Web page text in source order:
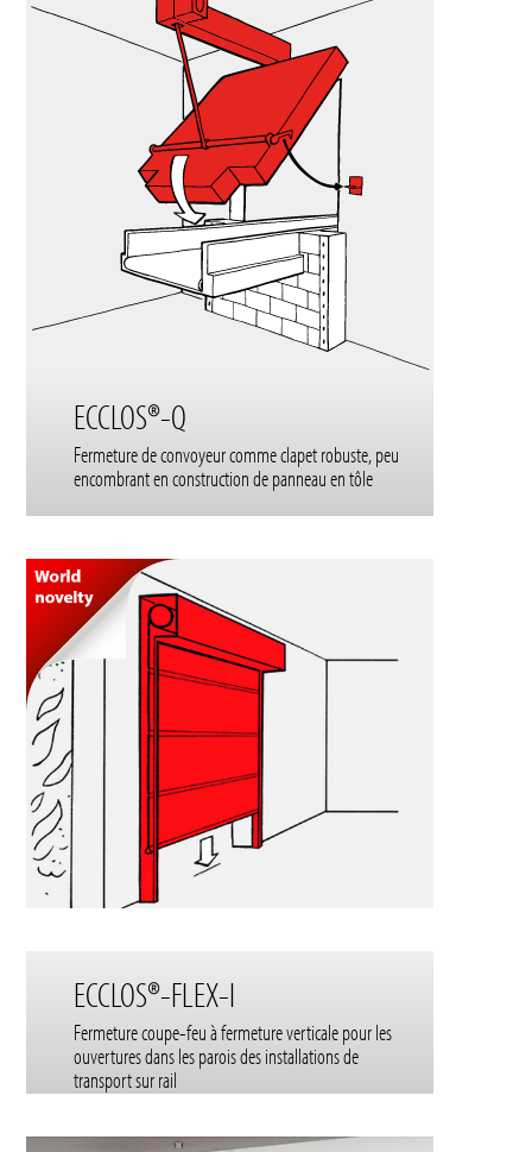
ECCLOS®-Q
Fermeture de convoyeur comme clapet robuste, peu
encombrant en construction de panneau en tôle
ECCLOS®-FLEX-I
Fermeture coupe-feu à fermeture verticale pour les
ouvertures dans les parois des installations de
transport sur rail